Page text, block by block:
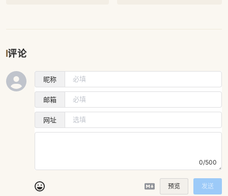
评论
昵称
邮箱
网址
0/500
预览 发送